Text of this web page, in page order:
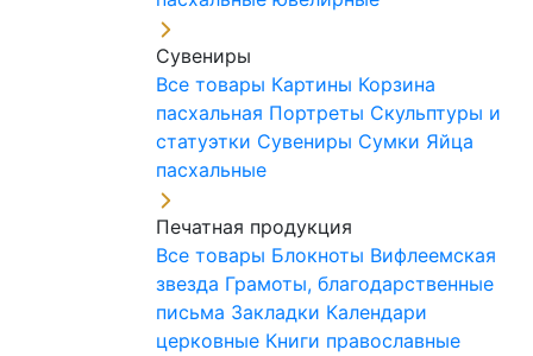
Сувениры
Все товары Картины Корзина
пасхальная Портреты Скульптуры и
статуэтки Сувениры Сумки Яйца
пасхальные
Печатная продукция
Все товары Блокноты Вифлеемская
звезда Грамоты, благодарственные
письма Закладки Календари
церковные Книги православные